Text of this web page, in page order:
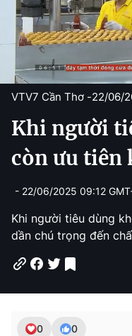
VTV7 Cần Thơ -22/06/
Khi người
còn ưu tiên
- 22/06/2025 09:12
Khi người tiêu dùng
dần chú trọng đến
0 0